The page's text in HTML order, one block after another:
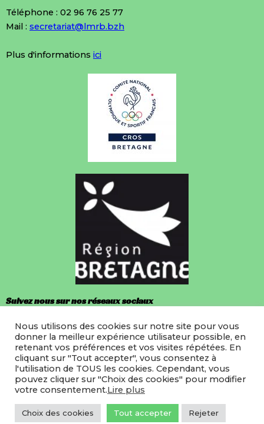
Téléphone : 02 96 76 25 77
Mail : secretariat@lmrb.bzh
Plus d'informations ici
Suivez nous sur nos réseaux sociaux
Facebook
Instagram
©2022 LMRB
Site hebergé par Icodia
Nous utilisons des cookies sur notre site pour vous
donner la meilleur expérience utilisateur possible, en
retenant vos préférences et vos visites répétées. En
cliquant sur "Tout accepter", vous consentez à
l'utilisation de TOUS les cookies. Cependant, vous
pouvez cliquer sur "Choix des cookies" pour modifier
votre consentement.Lire plus
Choix des cookies Tout accepter Rejeter